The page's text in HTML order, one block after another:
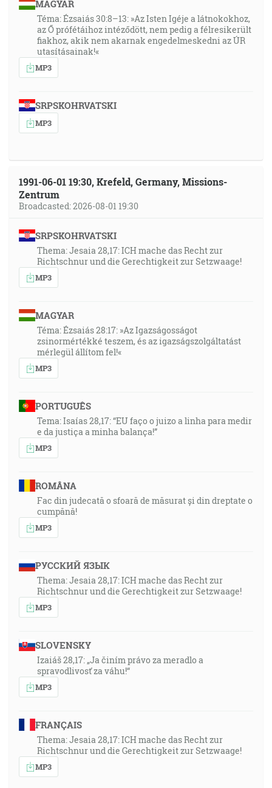
MAGYAR
Téma: Ézsaiás 30:8–13: »Az Isten Igéje a látnokokhoz,
az Ő prófétáihoz intéződött, nem pedig a félresikerült
fiakhoz, akik nem akarnak engedelmeskedni az ÚR
utasításainak!«
MP3
SRPSKOHRVATSKI
MP3
1991-06-01 19:30, Krefeld, Germany, Missions-
Zentrum
Broadcasted: 2026-08-01 19:30
SRPSKOHRVATSKI
Thema: Jesaia 28,17: ICH mache das Recht zur
Richtschnur und die Gerechtigkeit zur Setzwaage!
MP3
MAGYAR
Téma: Ézsaiás 28:17: »Az Igazságosságot
zsinormértékké teszem, és az igazságszolgáltatást
mérlegül állítom fel!«
MP3
PORTUGUÊS
Tema: Isaías 28,17: “EU faço o juizo a linha para medir
e da justiça a minha balança!”
MP3
ROMÂNA
Fac din judecată o sfoară de măsurat și din dreptate o
cumpănă!
MP3
РУССКИЙ ЯЗЫК
Thema: Jesaia 28,17: ICH mache das Recht zur
Richtschnur und die Gerechtigkeit zur Setzwaage!
MP3
SLOVENSKY
Izaiáš 28,17: „Ja činím právo za meradlo a
spravodlivosť za váhu!“
MP3
FRANÇAIS
Thema: Jesaia 28,17: ICH mache das Recht zur
Richtschnur und die Gerechtigkeit zur Setzwaage!
MP3